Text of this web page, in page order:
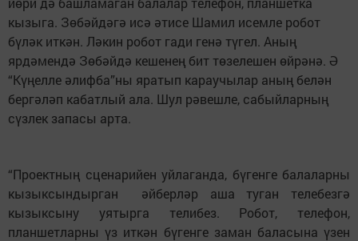
кызыга. Зөбәйдәгә исә әтисе Шамил исемле робот
бүләк иткән. Ләкин робот гади генә түгел. Аның
ярдәмендә Зөбәйдә кешенең бит төзелешен өйрәнә. Ә
“Күңелле әлифба”ны яратып караучылар аның белән
бергәләп кабатлый ала. Шул рәвешле, сабыйларның
сүзлек запасы арта.
“Проектның сценарийен уйлаганда, бүгенге балаларны
кызыксындырган әйберләр аша туган телебезгә
кызыксыну уятырга телибез. Робот, телефон,
планшетларны үз иткән бүгенге заман баласына үзен